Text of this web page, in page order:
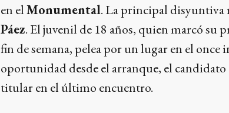
en elMonumental. La principal disyuntiva
Páez. El juvenil de 18 años, quien marcó su
fin de semana, pelea por un lugar en el once
oportunidad desde el arranque, el candidato
titular en el último encuentro.